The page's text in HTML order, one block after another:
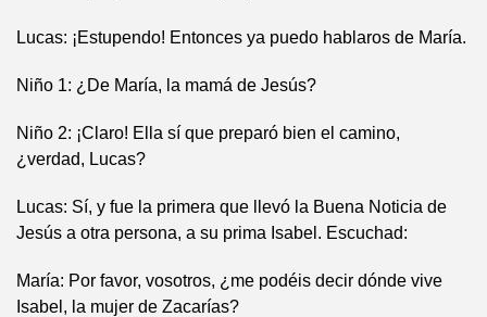
Lucas: ¡Estupendo! Entonces ya puedo hablaros de María.
Niño 1: ¿De María, la mamá de Jesús?
Niño 2: ¡Claro! Ella sí que preparó bien el camino,
¿verdad, Lucas?
Lucas: Sí, y fue la primera que llevó la Buena Noticia de
Jesús a otra persona, a su prima Isabel. Escuchad:
María: Por favor, vosotros, ¿me podéis decir dónde vive
Isabel, la mujer de Zacarías?